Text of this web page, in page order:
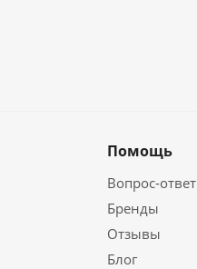
Помощь
Вопрос-ответ
Бренды
Отзывы
Блог